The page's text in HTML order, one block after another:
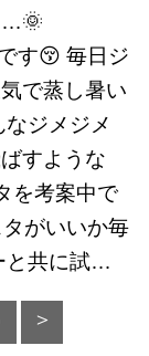
…🌞
す😚 毎日ジ
で蒸し暑い
ジメジメ
すような
を考案中で
がいいか毎
と共に試…
＞